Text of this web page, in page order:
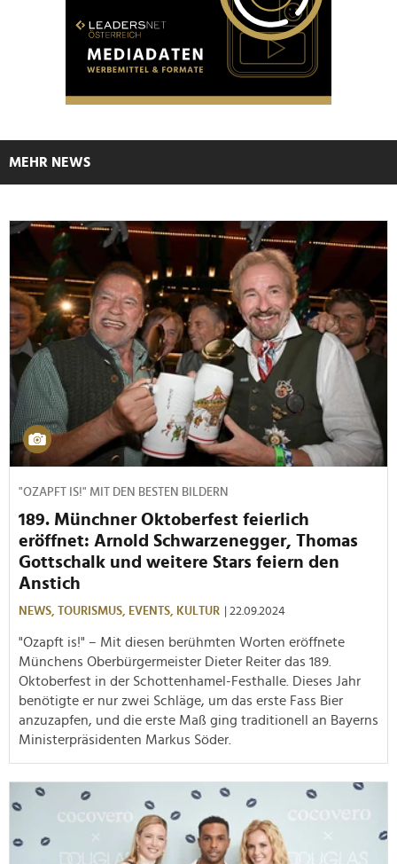
MEHR NEWS
"OZAPFT IS!" MIT DEN BESTEN BILDERN
189. Münchner Oktoberfest feierlich
eröffnet: Arnold Schwarzenegger, Thomas
Gottschalk und weitere Stars feiern den
Anstich
NEWS, TOURISMUS, EVENTS, KULTUR | 22.09.2024
"Ozapft is!" – Mit diesen berühmten Worten eröffnete
Münchens Oberbürgermeister Dieter Reiter das 189.
Oktoberfest in der Schottenhamel-Festhalle. Dieses Jahr
benötigte er nur zwei Schläge, um das erste Fass Bier
anzuzapfen, und die erste Maß ging traditionell an Bayerns
Ministerpräsidenten Markus Söder.